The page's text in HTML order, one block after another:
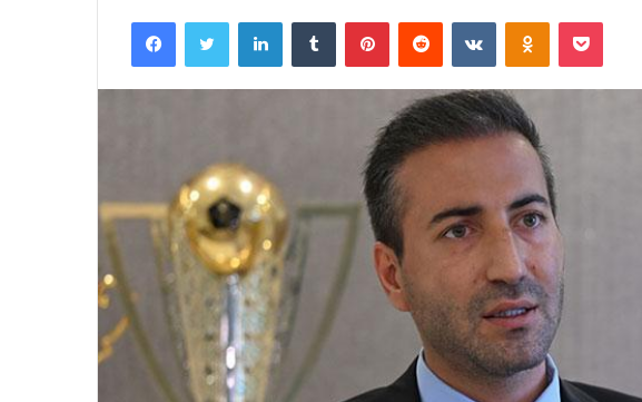
posta
göndermek
FacebookTwitter LinkedInTumblr PinterestReddit VKontakteOdnoklassniki
Pocket